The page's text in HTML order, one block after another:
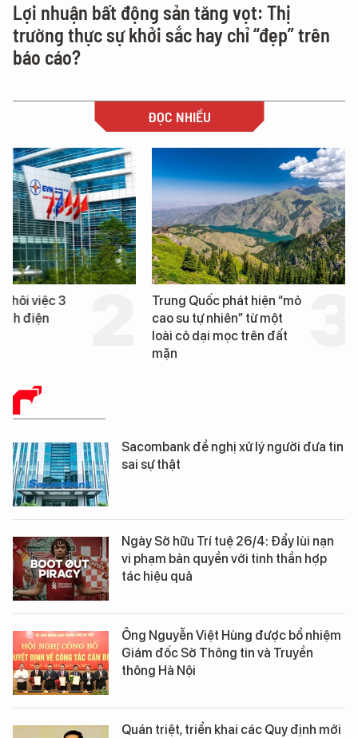
Lợi nhuận bất động sản tăng vọt: Thị
trường thực sự khởi sắc hay chỉ “đẹp” trên
báo cáo?
ĐỌC NHIỀU
Trung Quốc phát hiện “mỏ
cao su tự nhiên” từ một
Loạt dự án bất động
Đà Nẵng sắp bị kiểm
BÁO CHÍ SỐ
Sacombank đề nghị xử lý người đưa tin
sai sự thật
Ngày Sở hữu Trí tuệ 26/4: Đẩy lùi nạn
vi phạm bản quyền với tinh thần hợp
tác hiệu quả
Ông Nguyễn Việt Hùng được bổ nhiệm
Giám đốc Sở Thông tin và Truyền
thông Hà Nội
Quán triệt, triển khai các Quy định mới